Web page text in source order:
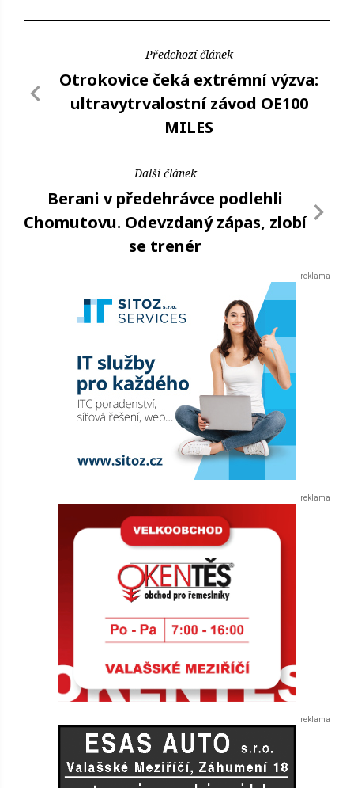
Předchozí článek
Otrokovice čeká extrémní výzva:
ultravytrvalostní závod OE100
MILES
Další článek
Berani v předehrávce podlehli
Chomutovu. Odevzdaný zápas, zlobí
se trenér